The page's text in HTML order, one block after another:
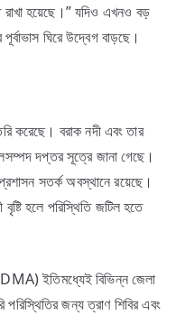
হয়েছে।” যদিও এখনও বড়
ঘিরে উদ্বেগ বাড়ছে।
করেছে। বরাক নদী এবং তার
দপ্তর সূত্রে জানা গেছে।
সতর্ক অবস্থানে রয়েছে।
হলে পরিস্থিতি জটিল হতে
ইতিমধ্যেই বিভিন্ন জেলা
জন্য ত্রাণ শিবির এবং